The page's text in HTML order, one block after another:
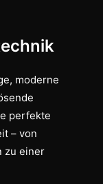
moderne
perfekte
– von
zu einer